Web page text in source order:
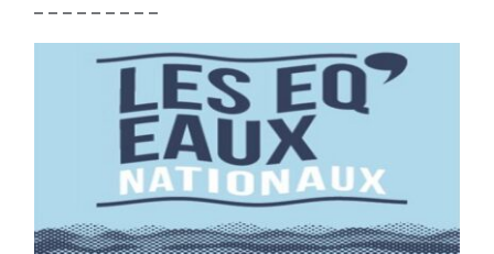
– – – – – – – – –